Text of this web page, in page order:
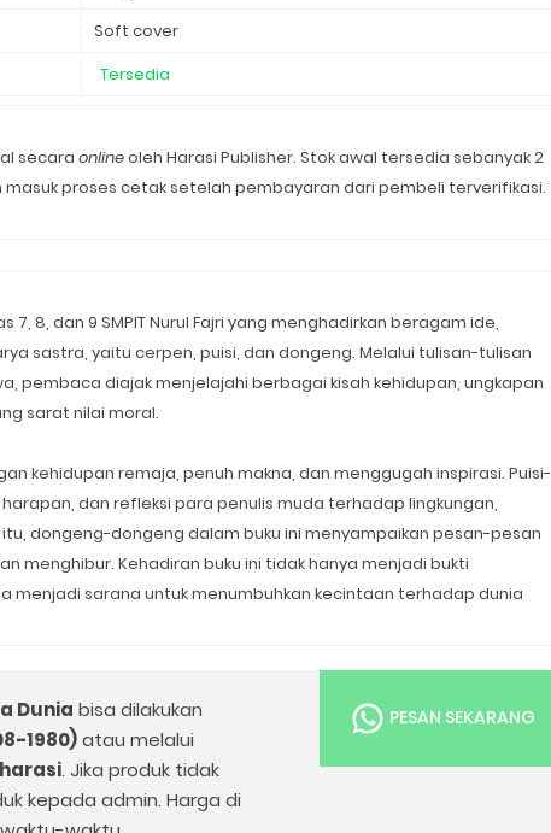
Soft cover
Tersedia
secara onlineoleh Harasi Publisher. Stok awal tersedia sebanyak 2
proses cetak setelah pembayaran dari pembeli terverifikasi.
8, dan 9 SMPIT Nurul Fajri yang menghadirkan beragam ide,
sastra, yaitu cerpen, puisi, dan dongeng. Melalui tulisan-tulisan
pembaca diajak menjelajahi berbagai kisah kehidupan, ungkapan
sarat nilai moral.
kehidupan remaja, penuh makna, dan menggugah inspirasi. Puisi-
dan refleksi para penulis muda terhadap lingkungan,
dongeng-dongeng dalam buku ini menyampaikan pesan-pesan
menghibur. Kehadiran buku ini tidak hanya menjadi bukti
menjadi sarana untuk menumbuhkan kecintaan terhadap dunia
Dunia bisa dilakukan
1980)atau melalui
. Jika produk tidak
kepada admin. Harga di
PESAN SEKARANG